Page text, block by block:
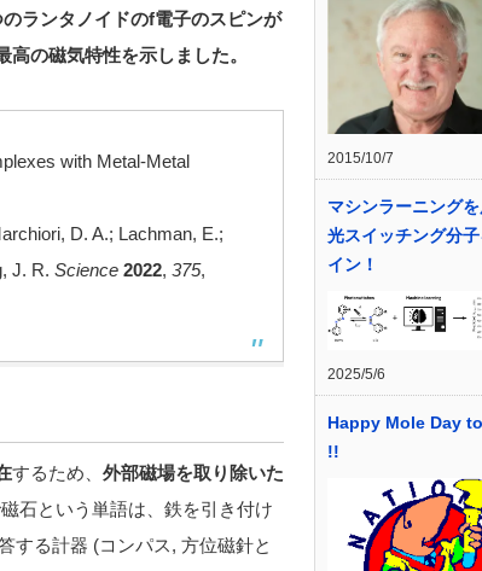
ランタノイドのf電子のスピンが
の磁気特性を示しました。
with Metal-Metal
D. A.; Lachman, E.;
J. R. Science 2022, 375,
するため、 外部磁場を取り除いた
石という単語は、鉄を引き付け
する計器 (コンパス, 方位磁針と
2015/10/7
マシンラーニング
光スイッチング分
イン！
2025/5/6
Happy Mole Day
!!